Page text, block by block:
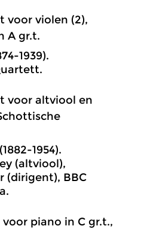
voor violen (2),
A gr.t.
1939).
voor altviool en
1954).
(altviool),
(dirigent), BBC
voor piano in C gr.t.,